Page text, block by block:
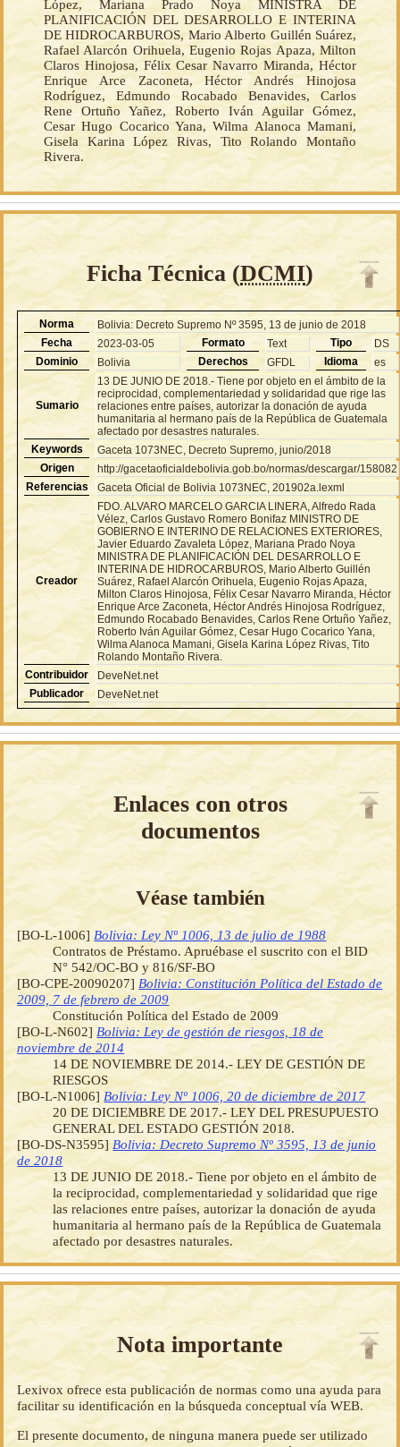
López, Mariana Prado Noya MINISTRA DE
PLANIFICACIÓN DEL DESARROLLO E INTERINA
DE HIDROCARBUROS, Mario Alberto Guillén Suárez,
Rafael Alarcón Orihuela, Eugenio Rojas Apaza, Milton
Claros Hinojosa, Félix Cesar Navarro Miranda, Héctor
Enrique Arce Zaconeta, Héctor Andrés Hinojosa
Rodríguez, Edmundo Rocabado Benavides, Carlos
Rene Ortuño Yañez, Roberto Iván Aguilar Gómez,
Cesar Hugo Cocarico Yana, Wilma Alanoca Mamani,
Gisela Karina López Rivas, Tito Rolando Montaño
Rivera.
Ficha Técnica (DCMI)
Norma
Bolivia: Decreto Supremo Nº 3595, 13 de junio de 2018
Fecha
2023-03-05 Formato Text Tipo
DS
Dominio
Bolivia Derechos GFDL Idioma es
Sumario
13 DE JUNIO DE 2018.- Tiene por objeto en el ámbito de la
reciprocidad, complementariedad y solidaridad que rige las
relaciones entre países, autorizar la donación de ayuda
humanitaria al hermano país de la República de Guatemala
afectado por desastres naturales.
Keywords
Gaceta 1073NEC, Decreto Supremo, junio/2018
Origen
http://gacetaoficialdebolivia.gob.bo/normas/descargar/158082
Referencias
Gaceta Oficial de Bolivia 1073NEC, 201902a.lexml
Creador
FDO. ALVARO MARCELO GARCIA LINERA, Alfredo Rada
Vélez, Carlos Gustavo Romero Bonifaz MINISTRO DE
GOBIERNO E INTERINO DE RELACIONES EXTERIORES,
Javier Eduardo Zavaleta López, Mariana Prado Noya
MINISTRA DE PLANIFICACIÓN DEL DESARROLLO E
INTERINA DE HIDROCARBUROS, Mario Alberto Guillén
Suárez, Rafael Alarcón Orihuela, Eugenio Rojas Apaza,
Milton Claros Hinojosa, Félix Cesar Navarro Miranda, Héctor
Enrique Arce Zaconeta, Héctor Andrés Hinojosa Rodríguez,
Edmundo Rocabado Benavides, Carlos Rene Ortuño Yañez,
Roberto Iván Aguilar Gómez, Cesar Hugo Cocarico Yana,
Wilma Alanoca Mamani, Gisela Karina López Rivas, Tito
Rolando Montaño Rivera.
Contribuidor
DeveNet.net
Publicador
DeveNet.net
Enlaces con otros
documentos
Véase también
[BO-L-1006] Bolivia: Ley Nº 1006, 13 de julio de 1988
Contratos de Préstamo. Apruébase el suscrito con el BID
N° 542/OC-BO y 816/SF-BO
[BO-CPE-20090207] Bolivia: Constitución Política del Estado de
2009, 7 de febrero de 2009
Constitución Política del Estado de 2009
[BO-L-N602] Bolivia: Ley de gestión de riesgos, 18 de
noviembre de 2014
14 DE NOVIEMBRE DE 2014.- LEY DE GESTIÓN DE
RIESGOS
[BO-L-N1006] Bolivia: Ley Nº 1006, 20 de diciembre de 2017
20 DE DICIEMBRE DE 2017.- LEY DEL PRESUPUESTO
GENERAL DEL ESTADO GESTIÓN 2018.
[BO-DS-N3595]Bolivia: Decreto Supremo Nº 3595, 13 de junio
de 2018
13 DE JUNIO DE 2018.- Tiene por objeto en el ámbito de
la reciprocidad, complementariedad y solidaridad que rige
las relaciones entre países, autorizar la donación de ayuda
humanitaria al hermano país de la República de Guatemala
afectado por desastres naturales.
Nota importante
Lexivox ofrece esta publicación de normas como una ayuda para
facilitar su identificación en la búsqueda conceptual vía WEB.
El presente documento, de ninguna manera puede ser utilizado